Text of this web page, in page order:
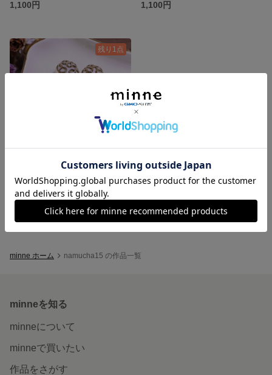
1,100円 1,100円
残り1点
オルゴナイトイヤリング（紫）
1,100円
minne ホーム namucha15 の作品一覧
minneを知る
minneについて
minneで買いたい
作品をさがす